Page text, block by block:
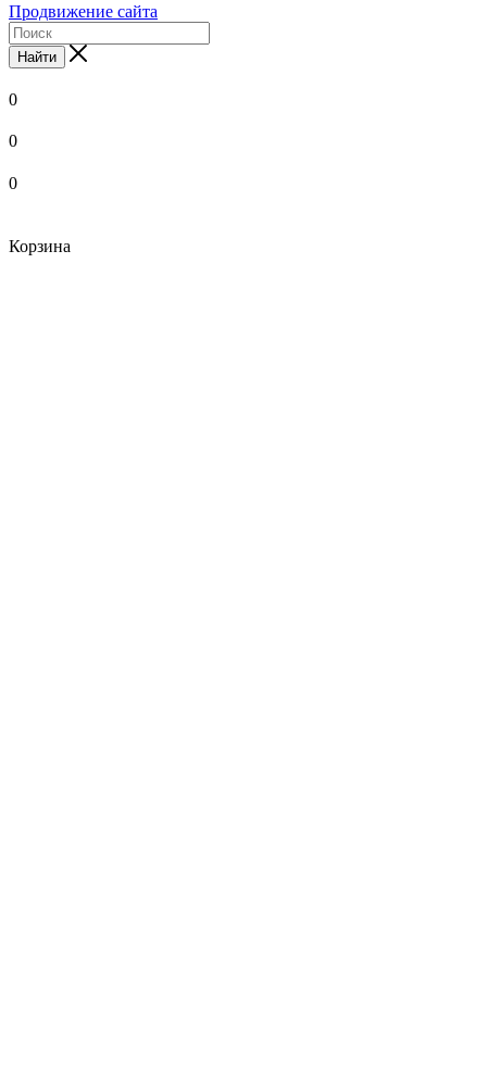
Продвижение сайта
Найти
0
0
0
Корзина